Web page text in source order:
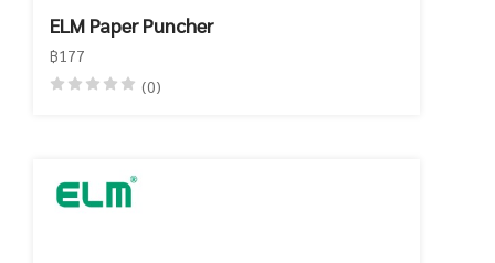
ELM Paper Puncher
฿177
(0)